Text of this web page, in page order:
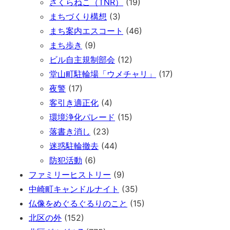
さくらねこ（TNR）
(19)
まちづくり構想 (3)
まち案内エスコート (46)
まち歩き (9)
ビル自主規制部会 (12)
堂山町駐輪場「ウメチャリ」
(17)
夜警 (17)
客引き適正化 (4)
環境浄化パレード (15)
落書き消し (23)
迷惑駐輪撤去 (44)
防犯活動 (6)
ファミリーヒストリー (9)
中崎町キャンドルナイト (35)
仏像をめぐるぐるりのこと (15)
北区の外 (152)